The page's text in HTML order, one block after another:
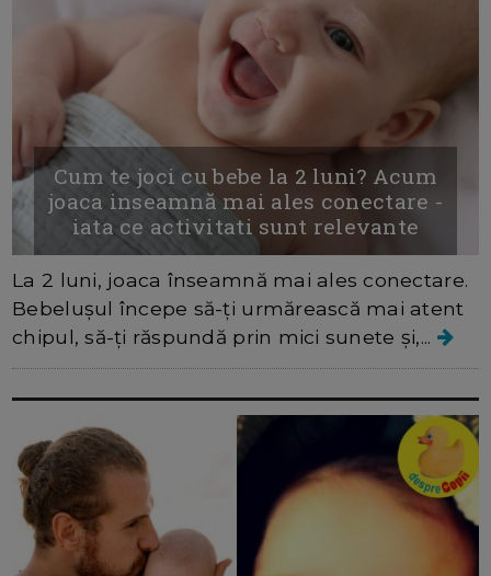
Cum te joci cu bebe la 2 luni? Acum
joaca inseamnă mai ales conectare -
iata ce activitati sunt relevante
La 2 luni, joaca înseamnă mai ales conectare.
Bebelușul începe să-ți urmărească mai atent
chipul, să-ți răspundă prin mici sunete și,...